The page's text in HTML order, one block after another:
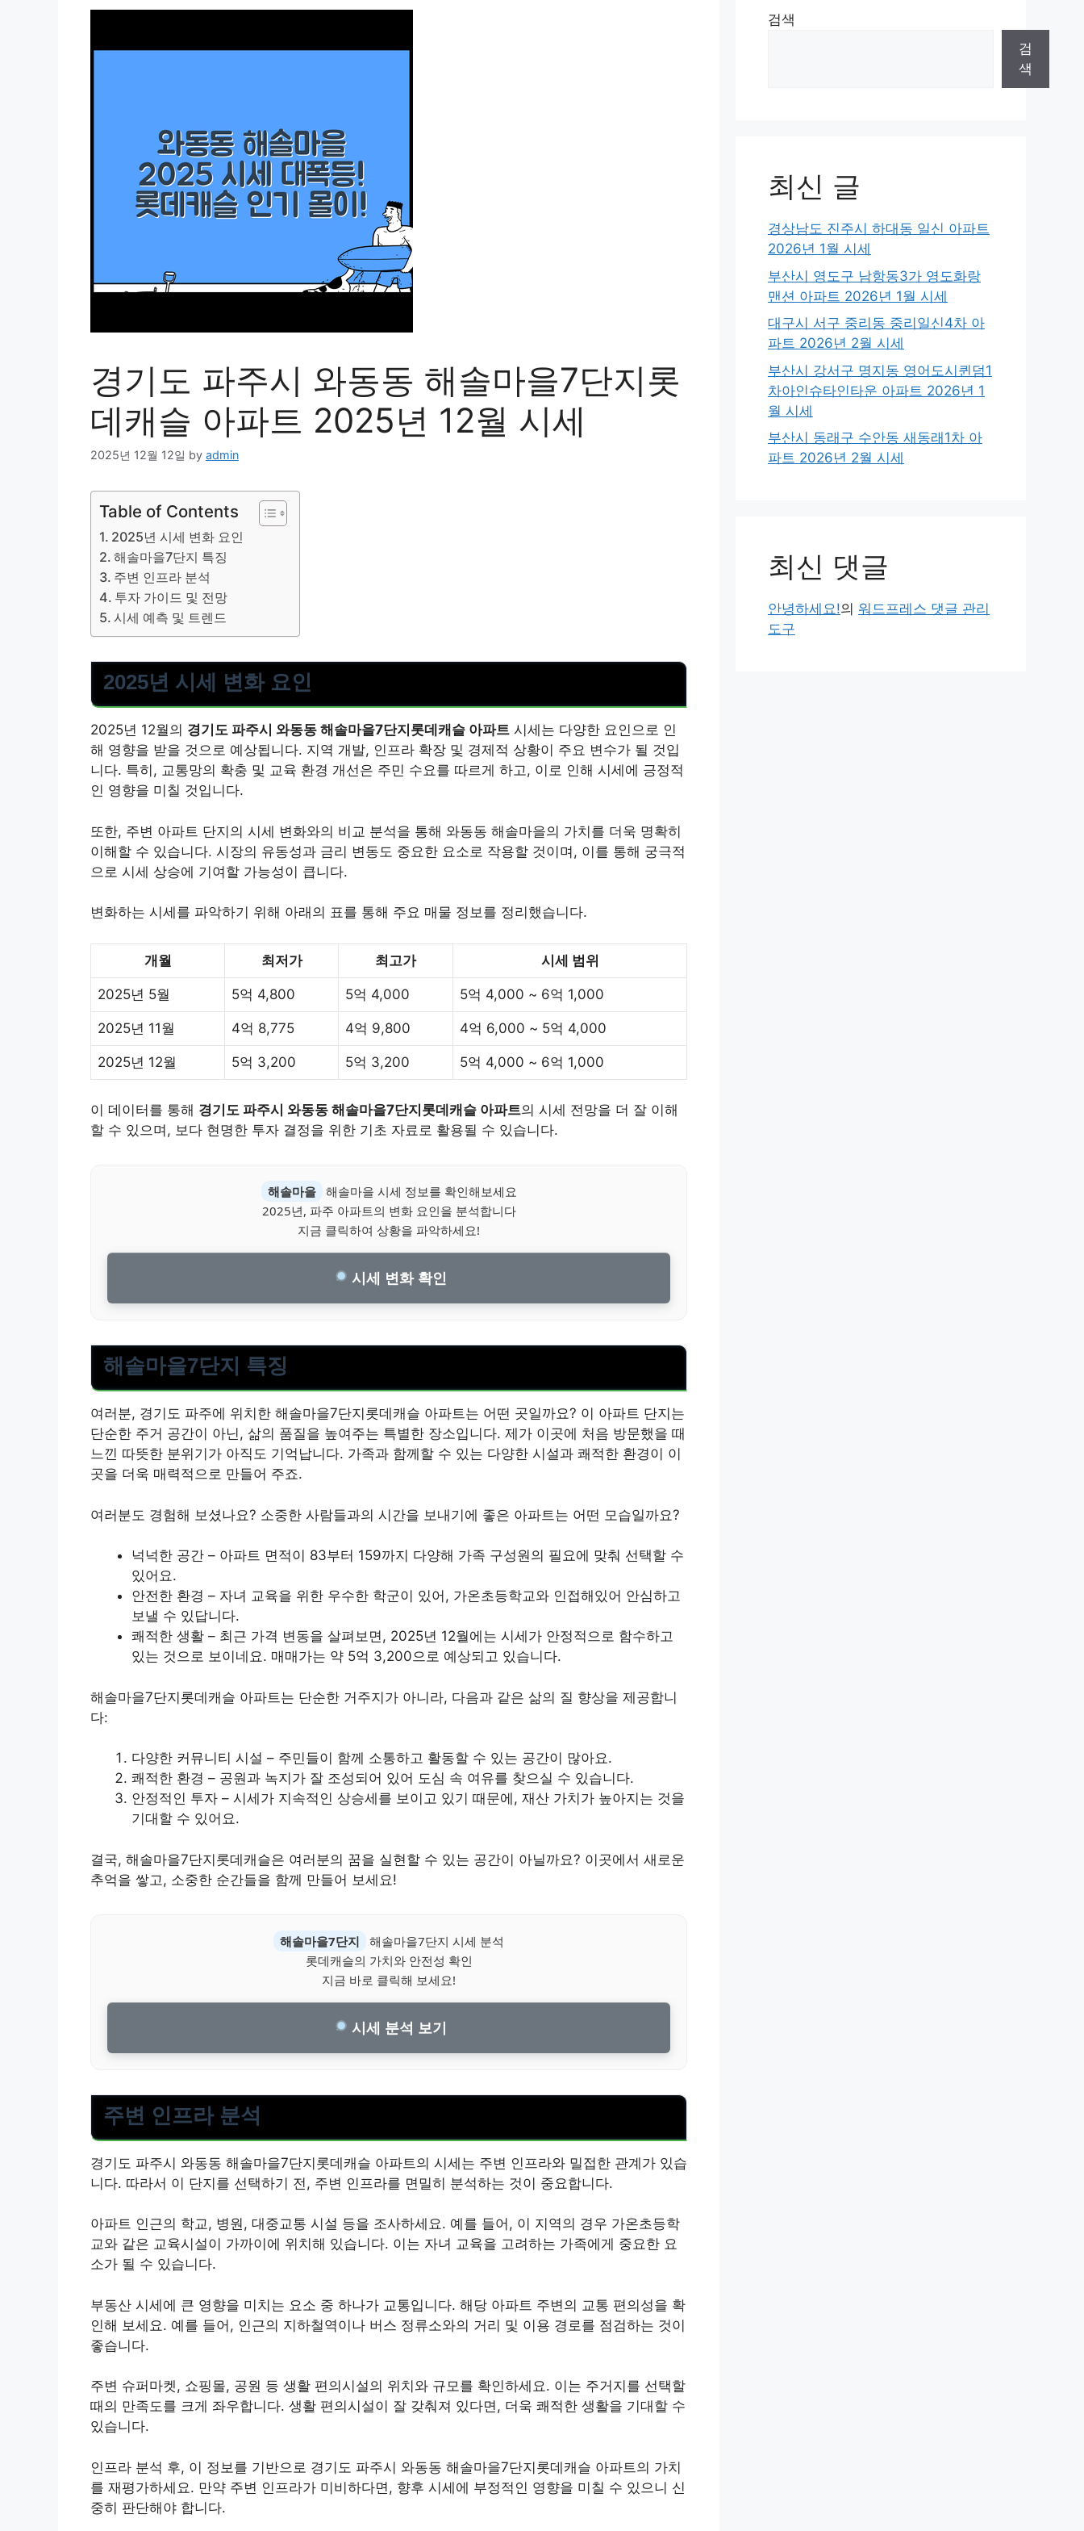
경기도 파주시 와동동 해솔마을7단지롯
데캐슬 아파트 2025년 12월 시세
2025년 12월 12일 by admin
Table of Contents
2025년 시세 변화 요인
해솔마을7단지 특징
주변 인프라 분석
투자 가이드 및 전망
시세 예측 및 트렌드
2025년 시세 변화 요인
2025년 12월의 경기도 파주시 와동동 해솔마을7단지롯데캐슬 아파트 시세는 다양한 요인으로 인
해 영향을 받을 것으로 예상됩니다. 지역 개발, 인프라 확장 및 경제적 상황이 주요 변수가 될 것입
니다. 특히, 교통망의 확충 및 교육 환경 개선은 주민 수요를 따르게 하고, 이로 인해 시세에 긍정적
인 영향을 미칠 것입니다.
또한, 주변 아파트 단지의 시세 변화와의 비교 분석을 통해 와동동 해솔마을의 가치를 더욱 명확히
이해할 수 있습니다. 시장의 유동성과 금리 변동도 중요한 요소로 작용할 것이며, 이를 통해 궁극적
으로 시세 상승에 기여할 가능성이 큽니다.
변화하는 시세를 파악하기 위해 아래의 표를 통해 주요 매물 정보를 정리했습니다.
개월 최저가 최고가 시세 범위
2025년 5월 5억 4,800 5억 4,000 5억 4,000 ~ 6억 1,000
2025년 11월 4억 8,775 4억 9,800 4억 6,000 ~ 5억 4,000
2025년 12월 5억 3,200 5억 3,200 5억 4,000 ~ 6억 1,000
이 데이터를 통해 경기도 파주시 와동동 해솔마을7단지롯데캐슬 아파트의 시세 전망을 더 잘 이해
할 수 있으며, 보다 현명한 투자 결정을 위한 기초 자료로 활용될 수 있습니다.
해솔마을
해솔마을 시세 정보를 확인해보세요
2025년, 파주 아파트의 변화 요인을 분석합니다
지금 클릭하여 상황을 파악하세요!
시세 변화 확인
해솔마을7단지 특징
여러분, 경기도 파주에 위치한 해솔마을7단지롯데캐슬 아파트는 어떤 곳일까요? 이 아파트 단지는
단순한 주거 공간이 아닌, 삶의 품질을 높여주는 특별한 장소입니다. 제가 이곳에 처음 방문했을 때
느낀 따뜻한 분위기가 아직도 기억납니다. 가족과 함께할 수 있는 다양한 시설과 쾌적한 환경이 이
곳을 더욱 매력적으로 만들어 주죠.
여러분도 경험해 보셨나요? 소중한 사람들과의 시간을 보내기에 좋은 아파트는 어떤 모습일까요?
넉넉한 공간 – 아파트 면적이 83부터 159까지 다양해 가족 구성원의 필요에 맞춰 선택할 수
있어요.
안전한 환경 – 자녀 교육을 위한 우수한 학군이 있어, 가온초등학교와 인접해있어 안심하고
보낼 수 있답니다.
쾌적한 생활 – 최근 가격 변동을 살펴보면, 2025년 12월에는 시세가 안정적으로 함수하고
있는 것으로 보이네요. 매매가는 약 5억 3,200으로 예상되고 있습니다.
해솔마을7단지롯데캐슬 아파트는 단순한 거주지가 아니라, 다음과 같은 삶의 질 향상을 제공합니
다:
다양한 커뮤니티 시설 – 주민들이 함께 소통하고 활동할 수 있는 공간이 많아요.
쾌적한 환경 – 공원과 녹지가 잘 조성되어 있어 도심 속 여유를 찾으실 수 있습니다.
안정적인 투자 – 시세가 지속적인 상승세를 보이고 있기 때문에, 재산 가치가 높아지는 것을
기대할 수 있어요.
결국, 해솔마을7단지롯데캐슬은 여러분의 꿈을 실현할 수 있는 공간이 아닐까요? 이곳에서 새로운
추억을 쌓고, 소중한 순간들을 함께 만들어 보세요!
해솔마을7단지
해솔마을7단지 시세 분석
롯데캐슬의 가치와 안전성 확인
지금 바로 클릭해 보세요!
시세 분석 보기
주변 인프라 분석
경기도 파주시 와동동 해솔마을7단지롯데캐슬 아파트의 시세는 주변 인프라와 밀접한 관계가 있습
니다. 따라서 이 단지를 선택하기 전, 주변 인프라를 면밀히 분석하는 것이 중요합니다.
아파트 인근의 학교, 병원, 대중교통 시설 등을 조사하세요. 예를 들어, 이 지역의 경우 가온초등학
교와 같은 교육시설이 가까이에 위치해 있습니다. 이는 자녀 교육을 고려하는 가족에게 중요한 요
소가 될 수 있습니다.
부동산 시세에 큰 영향을 미치는 요소 중 하나가 교통입니다. 해당 아파트 주변의 교통 편의성을 확
인해 보세요. 예를 들어, 인근의 지하철역이나 버스 정류소와의 거리 및 이용 경로를 점검하는 것이
좋습니다.
주변 슈퍼마켓, 쇼핑몰, 공원 등 생활 편의시설의 위치와 규모를 확인하세요. 이는 주거지를 선택할
때의 만족도를 크게 좌우합니다. 생활 편의시설이 잘 갖춰져 있다면, 더욱 쾌적한 생활을 기대할 수
있습니다.
인프라 분석 후, 이 정보를 기반으로 경기도 파주시 와동동 해솔마을7단지롯데캐슬 아파트의 가치
를 재평가하세요. 만약 주변 인프라가 미비하다면, 향후 시세에 부정적인 영향을 미칠 수 있으니 신
중히 판단해야 합니다.
검색
검
색
최신 글
경상남도 진주시 하대동 일신 아파트
2026년 1월 시세
부산시 영도구 남항동3가 영도화랑
맨션 아파트 2026년 1월 시세
대구시 서구 중리동 중리일신4차 아
파트 2026년 2월 시세
부산시 강서구 명지동 영어도시퀸덤1
차아인슈타인타운 아파트 2026년 1
월 시세
부산시 동래구 수안동 새동래1차 아
파트 2026년 2월 시세
최신 댓글
안녕하세요!의 워드프레스 댓글 관리
도구